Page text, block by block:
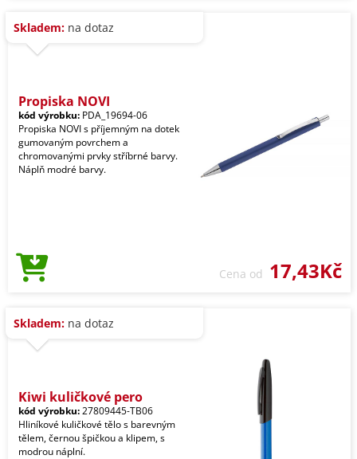
Skladem: na dotaz
Propiska NOVI
kód výrobku: PDA_19694-06
Propiska NOVI s příjemným na dotek
gumovaným povrchem a
chromovanými prvky stříbrné barvy.
Náplň modré barvy.
Cena od 17,43Kč
Skladem: na dotaz
Kiwi kuličkové pero
kód výrobku:27809445-TB06
Hliníkové kuličkové tělo s barevným
tělem, černou špičkou a klipem, s
modrou náplní.